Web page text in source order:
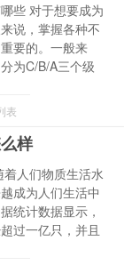
些 对于想要成为
说，掌握各种不
要的。一般来
为C/B/A三个级
表
样
人们物质生活水
成为人们生活中
统计数据显示，
过一亿只，并且